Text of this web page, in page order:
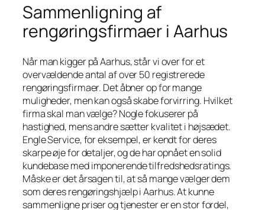
Sammenligning af
rengøringsfirmaer i Aarhus
Når man kigger på Aarhus, står vi over for et
overvældende antal af over 50 registrerede
rengøringsfirmaer. Det åbner op for mange
muligheder, men kan også skabe forvirring. Hvilket
firma skal man vælge? Nogle fokuserer på
hastighed, mens andre sætter kvalitet i højsædet.
Engle Service, for eksempel, er kendt for deres
skarpe øje for detaljer, og de har opnået en solid
kundebase med imponerende tilfredshedsratings.
Måske er det årsagen til, at så mange vælger dem
som deres rengøringshjælp i Aarhus. At kunne
sammenligne priser og tjenester er en stor fordel,